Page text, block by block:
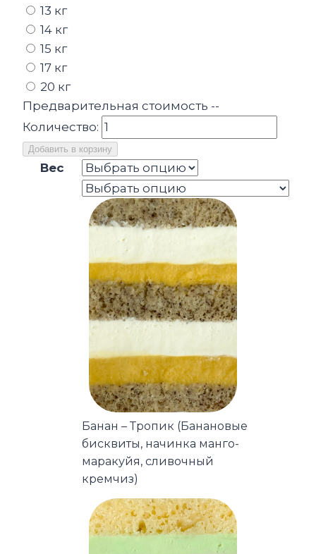
13 кг
14 кг
15 кг
17 кг
20 кг
Предварительная стоимость --
Количество:
Добавить в корзину
Вес
Банан – Тропик (Банановые
бисквиты, начинка манго-
маракуйя, сливочный
кремчиз)